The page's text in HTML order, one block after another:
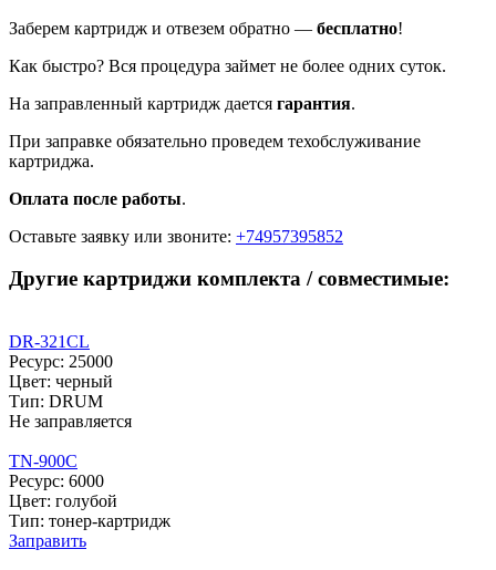
Заберем картридж и отвезем обратно — бесплатно!
Как быстро? Вся процедура займет не более одних суток.
На заправленный картридж дается гарантия.
При заправке обязательно проведем техобслуживание
картриджа.
Оплата после работы.
Оставьте заявку или звоните: +74957395852
Другие картриджи комплекта / совместимые:
DR-321CL
Ресурс: 25000
Цвет: черный
Тип: DRUM
Не заправляется
TN-900C
Ресурс: 6000
Цвет: голубой
Тип: тонер-картридж
Заправить